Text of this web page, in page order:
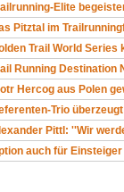
Elite
Pitztal im
Trail World
Running Destination
Hercog aus Polen
Trio
Pittl: ''Wir
auch für